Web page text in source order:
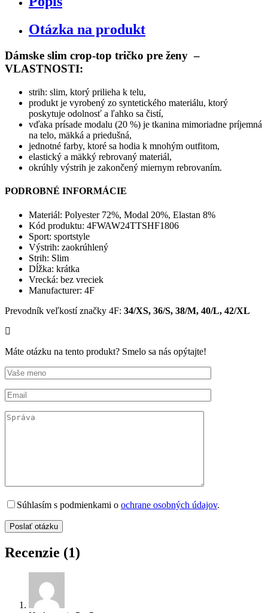
Otázka na produkt
Dámske slim crop-top tričko pre ženy –
VLASTNOSTI:
strih: slim, ktorý prilieha k telu,
produkt je vyrobený zo syntetického materiálu, ktorý
poskytuje odolnosť a ľahko sa čistí,
vďaka prísade modalu (20 %) je tkanina mimoriadne príjemná
na telo, mäkká a priedušná,
jednotné farby, ktoré sa hodia k mnohým outfitom,
elastický a mäkký rebrovaný materiál,
okrúhly výstrih je zakončený miernym rebrovaním.
PODROBNÉ INFORMÁCIE
Materiál: Polyester 72%, Modal 20%, Elastan 8%
Kód produktu: 4FWAW24TTSHF1806
Sport: sportstyle
Výstrih: zaokrúhlený
Strih: Slim
Dĺžka: krátka
Vrecká: bez vreciek
Manufacturer: 4F
Prevodník veľkostí značky 4F: 34/XS, 36/S, 38/M, 40/L, 42/XL
Máte otázku na tento produkt? Smelo sa nás opýtajte!
Súhlasím s podmienkami o ochrane osobných údajov.
Recenzie (1)